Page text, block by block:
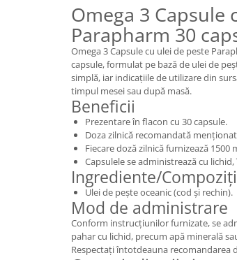
Omega 3 Capsule
Parapharm 30
Omega 3 Capsule cu ulei de peste
capsule, formulat pe bază de ulei de
simplă, iar indicațiile de utilizare din
timpul mesei sau după masă.
Beneficii
Prezentare în flacon cu 30 capsule.
Doza zilnică recomandată
Fiecare doză zilnică furnizează 1500
Capsulele se administrează cu
Ingrediente/
Ulei de pește oceanic (cod și rechin).
Mod de administrare
Conform instrucțiunilor furnizate, se
pahar cu lichid, precum apă minerală
Respectați întotdeauna recomandarea